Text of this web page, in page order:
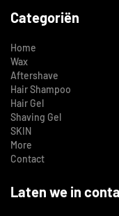
Categoriën
Home
Wax
Aftershave
Hair Shampoo
Hair Gel
Shaving Gel
SKIN
More
Contact
Laten we in